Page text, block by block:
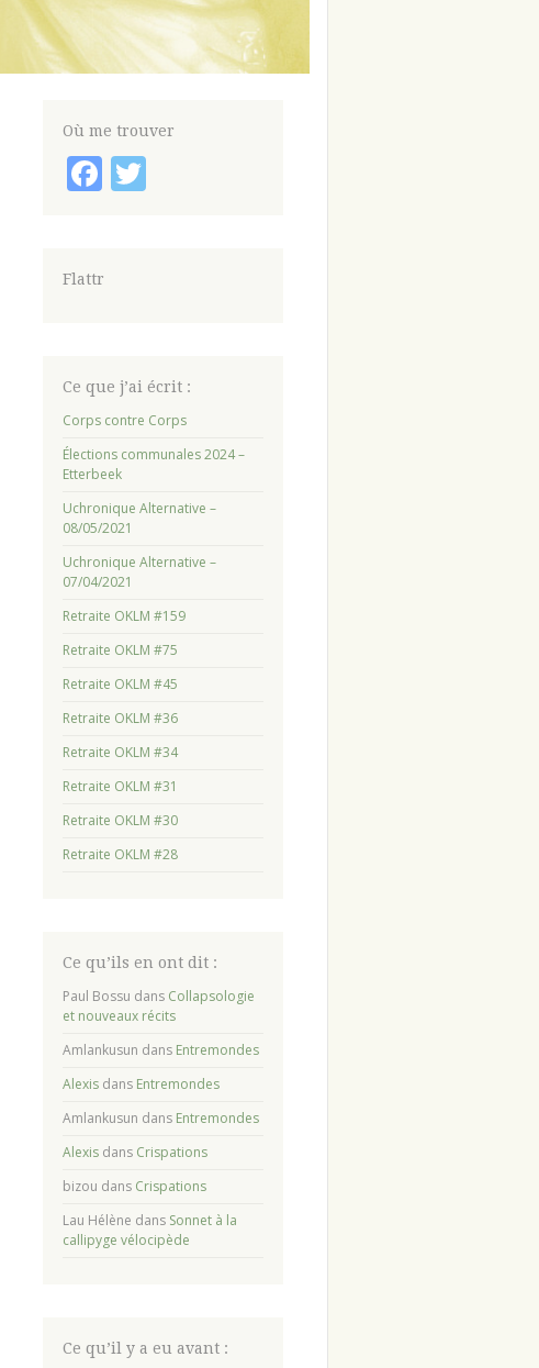
Où me trouver
Facebook
Twitter
Flattr
Ce que j’ai écrit :
Corps contre Corps
Élections communales 2024 –
Etterbeek
Uchronique Alternative –
08/05/2021
Uchronique Alternative –
07/04/2021
Retraite OKLM #159
Retraite OKLM #75
Retraite OKLM #45
Retraite OKLM #36
Retraite OKLM #34
Retraite OKLM #31
Retraite OKLM #30
Retraite OKLM #28
Ce qu’ils en ont dit :
Paul Bossu dans Collapsologie
et nouveaux récits
Amlankusun dans Entremondes
Alexisdans Entremondes
Amlankusun dans Entremondes
Alexisdans Crispations
bizou dans Crispations
Lau Hélène dans Sonnet à la
callipyge vélocipède
Ce qu’il y a eu avant :